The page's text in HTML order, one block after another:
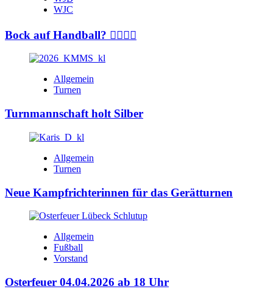
WJC
Bock auf Handball? 🤾‍♂️🤾‍♀️
Allgemein
Turnen
Turnmannschaft holt Silber
Allgemein
Turnen
Neue Kampfrichterinnen für das Gerätturnen
Allgemein
Fußball
Vorstand
Osterfeuer 04.04.2026 ab 18 Uhr